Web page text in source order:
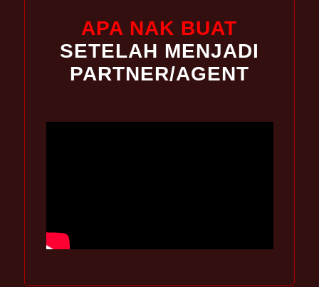
APA NAK BUAT
SETELAH MENJADI
PARTNER/AGENT